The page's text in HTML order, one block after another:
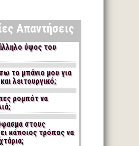
Απαντήσεις
ύψος του
το μπάνιο μου για
λειτουργικό;
ρομπότ να
στους
κάποιος τρόπος να